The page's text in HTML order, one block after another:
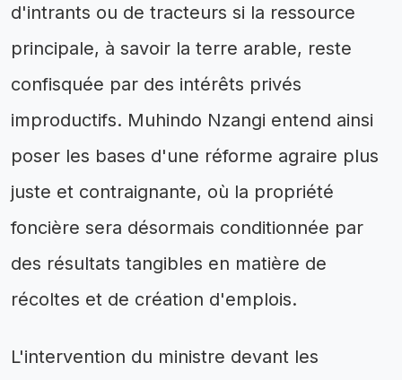
d'intrants ou de tracteurs si la ressource
principale, à savoir la terre arable, reste
confisquée par des intérêts privés
improductifs. Muhindo Nzangi entend ainsi
poser les bases d'une réforme agraire plus
juste et contraignante, où la propriété
foncière sera désormais conditionnée par
des résultats tangibles en matière de
récoltes et de création d'emplois.
L'intervention du ministre devant les